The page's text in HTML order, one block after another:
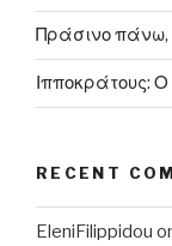
Πράσινο
Ιπποκράτους: Ο
RECENT
EleniFilippidou